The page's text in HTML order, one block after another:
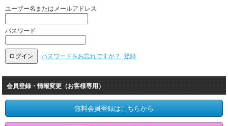
ユーザー名またはメールアドレス
パスワード
パスワードをお忘れですか？ 登録
会員登録・情報変更（お客様専用）
無料会員登録はこちらから